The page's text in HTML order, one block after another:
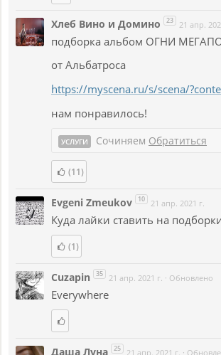
Хлеб Вино и Домино 23 21 апр.
подборка альбом ОГНИ
от Альбатроса
https://myscena.ru/s/scena/
нам понравилось!
УСЛУГИ Сочиняем Обратиться
(11)
Evgeni Zmeukov 10 21 апр. 2021 г.
Куда лайки ставить на
(1)
Cuzapin 35 21 апр. 2021 г. · Обновлено
Everywhere
Даша Луна 25 21 апр. 2021 г. ·